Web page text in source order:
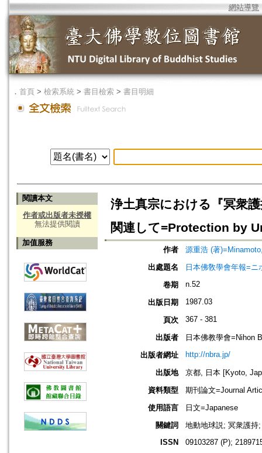
網站導覽
． 首頁 > 檢索系統 > 書目檢索 > 書目明細
閱讀本文
作者或出版者未授權
無法提供閱讀
加值服務
浄土真宗における『冥衆
関連して=Protection by
作者
源重浩 (著
出處題名
日本佛敎學會年報=
卷期
n.52
出版日期 1987.03
頁次 367 - 381
出版者
日本佛教學會=Nihon
出版者網址
http://nbra.jp/
出版地
京都, 日本 [Kyoto,
資料類型
期刊論文=Journal
使用語言
日文=Japanese
關鍵詞
地動地球説; 冥衆護持
ISSN
09103287 (P);